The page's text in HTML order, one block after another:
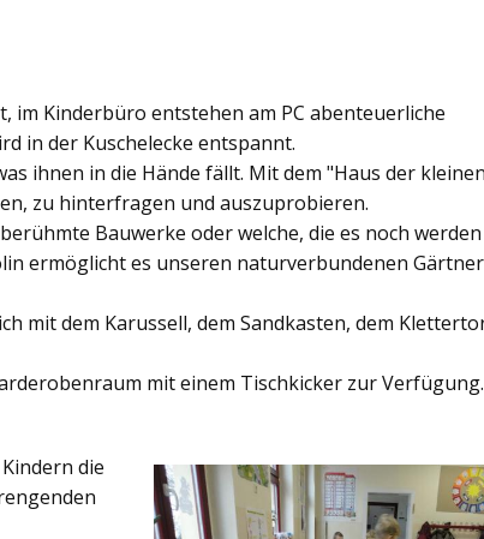
im Kinderbüro entstehen am PC abenteuerliche
in der Kuschelecke entspannt.
ihnen in die Hände fällt. Mit dem "Haus der kleinen
zu hinterfragen und auszuprobieren.
Bauwerke oder welche, die es noch
ermöglicht es unseren naturverbundenen
mit dem Karussell, dem Sandkasten, dem
mit einem Tischkicker zur Verfügung.
die